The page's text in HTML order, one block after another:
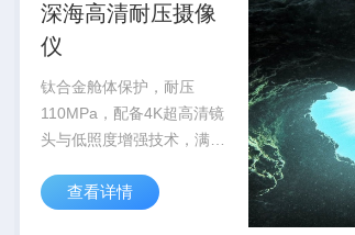
深海高清耐压摄像
仪
钛合金舱体保护，耐压
110MPa，配备4K超高清镜
头与低照度增强技术，满足
视化需求。
查看详情